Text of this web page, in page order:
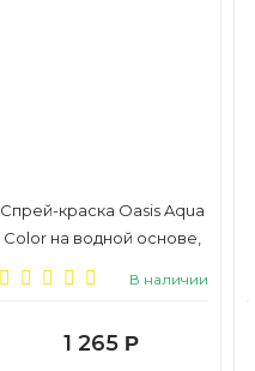
Спрей-краска Oasis Aqua
Color на водной основе,
В наличии
1 265 Р